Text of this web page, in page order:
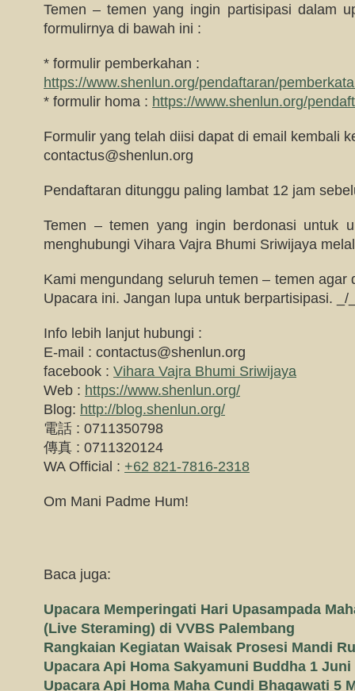
Temen – temen yang ingin partisipasi dalam
formulirnya di bawah ini :
* formulir pemberkahan :
https://www.shenlun.org/pendaftaran/
* formulir homa : https://www.shenlun.org/
Formulir yang telah diisi dapat di email kembali
contactus@shenlun.org
Pendaftaran ditunggu paling lambat 12 jam
Temen – temen yang ingin berdonasi untuk
menghubungi Vihara Vajra Bhumi Sriwijaya
Kami mengundang seluruh temen – temen agar
Upacara ini. Jangan lupa untuk berpartisipasi. _/
Info lebih lanjut hubungi :
E-mail : contactus@shenlun.org
facebook : Vihara Vajra Bhumi Sriwijaya
Web : https://www.shenlun.org/
Blog: http://blog.shenlun.org/
電話 : 0711350798
傳真 : 0711320124
WA Official : +62 821-7816-2318
Om Mani Padme Hum!
Baca juga:
Upacara Memperingati Hari Upasampada
(Live Steraming) di VVBS Palembang
Rangkaian Kegiatan Waisak Prosesi Mandi
Upacara Api Homa Sakyamuni Buddha 1
Upacara Api Homa Maha Cundi Bhagawati 5